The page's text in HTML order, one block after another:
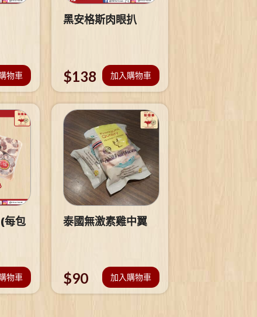
物車
黑安格斯肉眼扒
$138 加入購物車
每包
物車
泰國無激素雞中翼
$90 加入購物車